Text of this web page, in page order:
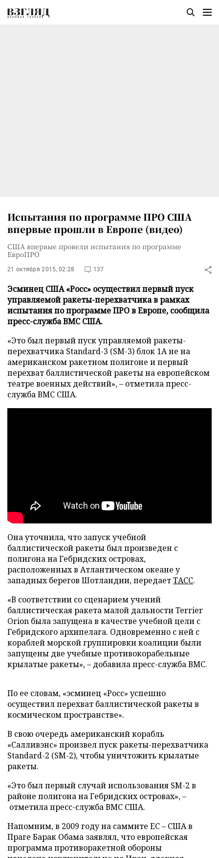
Испытания по программе ПРО США
впервые прошли в Европе (видео)
США впервые провели испытания по программе
ЕвроПРО
21 октября 2015, 02:28 137
Эсминец США «Росс» осуществил первый пуск
управляемой ракеты-перехватчика в рамках
испытания по программе ПРО в Европе, сообщила
пресс-служба ВМС США.
«Это был первый пуск управляемой ракеты-
перехватчика Standard-3 (SM-3) блок 1А не на
американском ракетном полигоне и первый
перехват баллистической ракеты на европейском
театре военных действий», – отметила пресс-
служба ВМС США.
Она уточнила, что запуск учебной
баллистической ракеты был произведен с
полигона на Гебридских островах,
расположенных в Атлантическом океане у
западных берегов Шотландии, передаетТАСС.
«В соответствии со сценарием учений
баллистическая ракета малой дальности Terrier
Orion была запущена в качестве учебной цели с
Гебридского архипелага. Одновременно с ней с
кораблей морской группировки коалиции были
запущены две учебные противокорабельные
крылатые ракеты», – добавила пресс-служба ВМС.
По ее словам, «эсминец «Росс» успешно
осуществил перехват баллистической ракеты в
космическом пространстве».
В свою очередь американский корабль
«Салливэнс» произвел пуск ракеты-перехватчика
Standard-2 (SM-2), чтобы уничтожить крылатые
ракеты.
«Это был первый случай использования SM-2 в
районе полигона на Гебридских островах», –
отметила пресс-служба ВМС США.
Напомним, в 2009 году на саммите ЕС – США в
Праге Барак Обама заявлял, что европейская
программа противоракетной обороны